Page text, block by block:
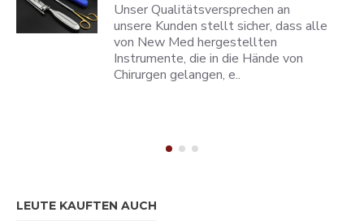
Unser Qualitätsversprechen an
unsere Kunden stellt sicher, dass alle
von New Med hergestellten
Instrumente, die in die Hände von
Chirurgen gelangen, e..
LEUTE KAUFTEN AUCH